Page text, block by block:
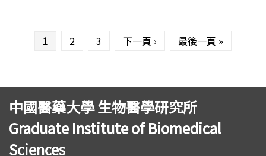
1 2 3 下一頁 › 最後一頁 »
中國醫藥大學 生物醫學研究所
Graduate Institute of Biomedical
Sciences